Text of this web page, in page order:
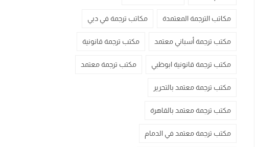
مكاتب الترجمة المعتمدة مكاتب ترجمة في دبي
مكتب ترجمة أسباني معتمد مكتب ترجمة قانونية
مكتب ترجمة قانونية ابوظبي مكتب ترجمة معتمد
مكتب ترجمة معتمد بالتحرير
مكتب ترجمة معتمد بالقاهرة
مكتب ترجمة معتمد في الدمام